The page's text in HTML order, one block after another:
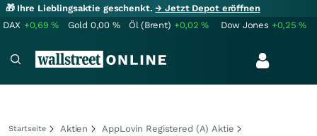
🎁 Ihre Lieblingsaktie geschenkt.→ Jetzt Depot eröffnen
DAX +0,69% Gold 0,00 % Öl (Brent) +0,02% Dow Jones +0,25%
Startseite Aktien
AppLovin Registered (A) Aktie